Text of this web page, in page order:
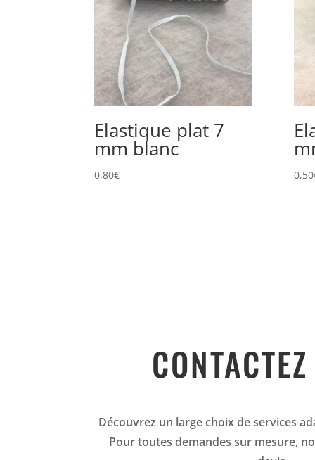
Elastique plat 7
mm blanc
0,80€ 0,50
Découvrez un large choix de services
Pour toutes demandes sur mesure,